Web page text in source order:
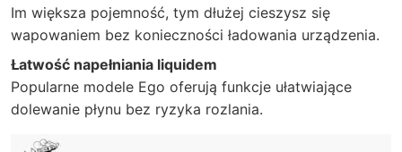
Im większa pojemność, tym dłużej cieszysz się
wapowaniem bez konieczności ładowania urządzenia.
Łatwość napełniania liquidem
Popularne modele Ego oferują funkcje ułatwiające
dolewanie płynu bez ryzyka rozlania.